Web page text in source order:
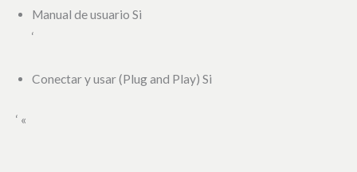
Manual de usuario Si
‘
Conectar y usar (Plug and Play) Si
‘ «